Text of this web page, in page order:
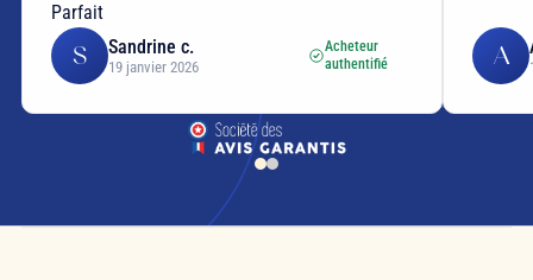
Parfait
S Sandrine c.
19 janvier 2026
Acheteur
authentifié
A